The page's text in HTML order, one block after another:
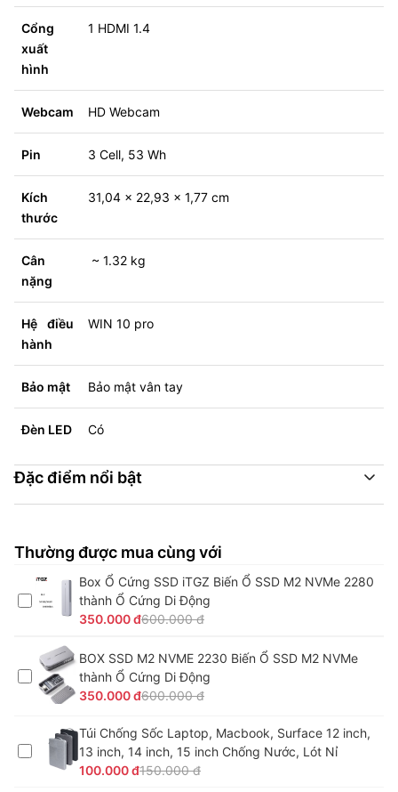
Cổng
xuất
hình
1 HDMI 1.4
Webcam HD Webcam
Pin 3 Cell, 53 Wh
Kích
thước
31,04 x 22,93 x 1,77 cm
Cân
nặng
~ 1.32 kg
Hệ điều
hành
WIN 10 pro
Bảo mật Bảo mật vân tay
Đèn LED Có
Đặc điểm nổi bật
Thường được mua cùng với
Box Ổ Cứng SSD iTGZ Biến Ổ SSD M2 NVMe 2280
thành Ổ Cứng Di Động
350.000 đ600.000 đ
BOX SSD M2 NVME 2230 Biến Ổ SSD M2 NVMe
thành Ổ Cứng Di Động
350.000 đ600.000 đ
Túi Chống Sốc Laptop, Macbook, Surface 12 inch,
13 inch, 14 inch, 15 inch Chống Nước, Lót Nỉ
100.000 đ150.000 đ